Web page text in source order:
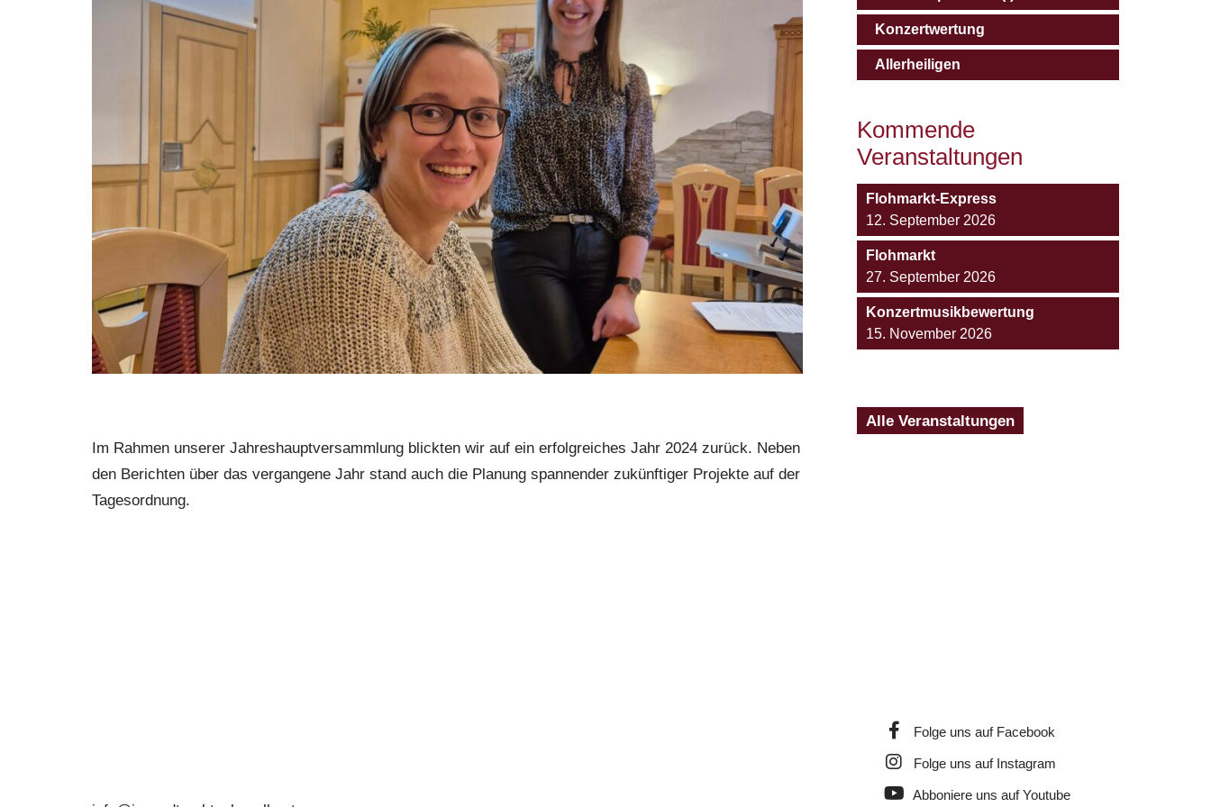
Im Rahmen unserer Jahreshauptversammlung blickten wir auf ein erfolgreiches Jahr 2024 zurück. Neben
den Berichten über das vergangene Jahr stand auch die Planung spannender zukünftiger Projekte auf der
Tagesordnung.
Konzertwertung
Allerheiligen
Kommende
Veranstaltungen
Flohmarkt-Express
12. September 2026
Flohmarkt
27. September 2026
Konzertmusikbewertung
15. November 2026
Alle Veranstaltungen
Folge uns auf Facebook
Folge uns auf Instagram
Abboniere uns auf Youtube